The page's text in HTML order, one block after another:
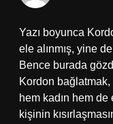
Yazı boyunca
ele alınmış, yine
Bence burada
Kordon
hem kadın hem
kişinin